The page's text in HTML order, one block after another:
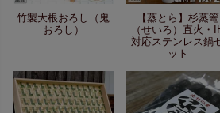
竹製大根おろし（鬼
おろし）
【蒸とら】杉蒸篭
（せいろ）直火・
対応ステンレス鍋
ット